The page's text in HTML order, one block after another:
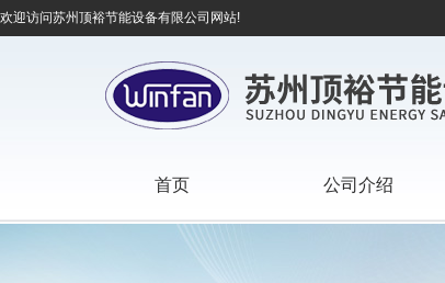
欢迎访问苏州顶裕节能设备有限公司网站!
首页 公司介绍